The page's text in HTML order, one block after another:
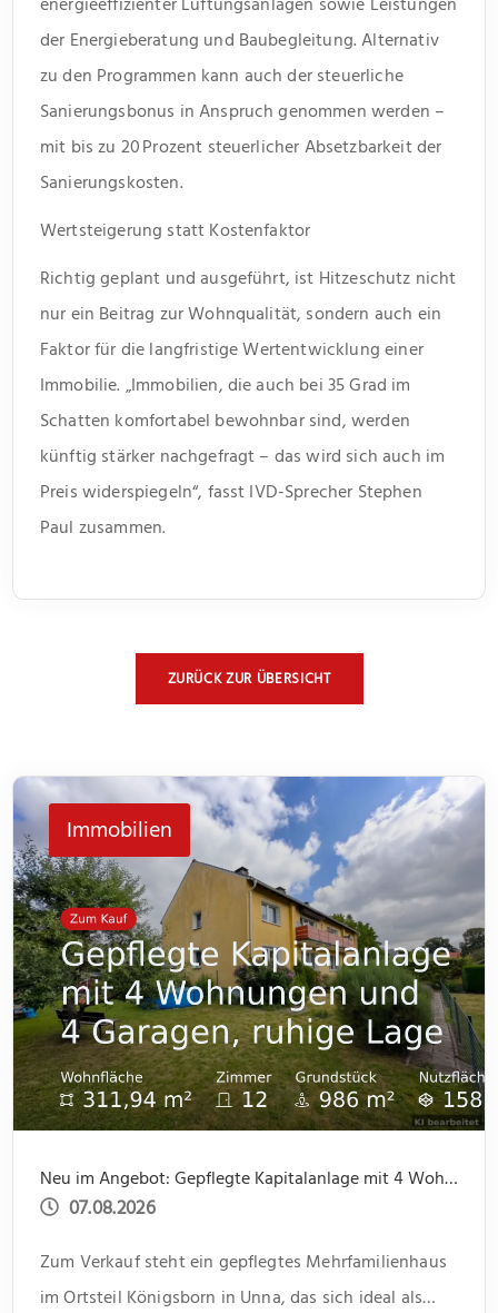
der Energieberatung und Baubegleitung. Alternativ
zu den Programmen kann auch der steuerliche
Sanierungsbonus in Anspruch genommen werden –
mit bis zu 20 Prozent steuerlicher Absetzbarkeit der
Sanierungskosten.
Wertsteigerung statt Kostenfaktor
Richtig geplant und ausgeführt, ist Hitzeschutz nicht
nur ein Beitrag zur Wohnqualität, sondern auch ein
Faktor für die langfristige Wertentwicklung einer
Immobilie. „Immobilien, die auch bei 35 Grad im
Schatten komfortabel bewohnbar sind, werden
künftig stärker nachgefragt – das wird sich auch im
Preis widerspiegeln“, fasst IVD-Sprecher Stephen
Paul zusammen.
ZURÜCK ZUR ÜBERSICHT
Immobilien
Neu im Angebot: Gepflegte Kapitalanlage mit 4 Wohnungen und 4 Garagen, ruhige Lage
07.08.2026
Zum Verkauf steht ein gepflegtes Mehrfamilienhaus
im Ortsteil Königsborn in Unna, das sich ideal als